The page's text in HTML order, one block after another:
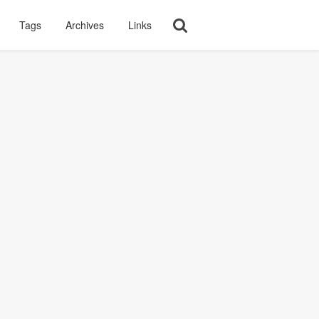
Tags Archives Links